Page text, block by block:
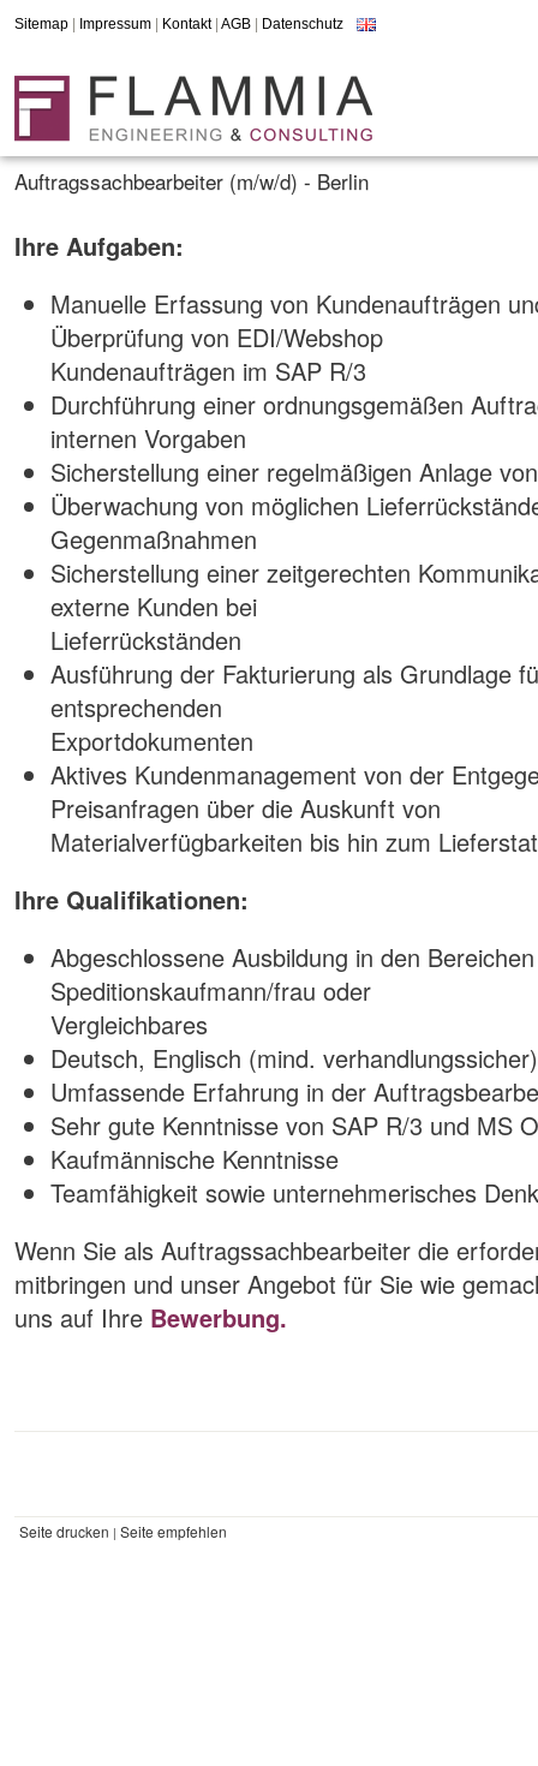
Sitemap Impressum Kontakt| AGB Datenschutz
Auftragssachbearbeiter (m/w/d) - Berlin
Ihre Aufgaben:
Manuelle Erfassung von Kundenaufträgen
Überprüfung von EDI/Webshop
Kundenaufträgen im SAP R/3
Durchführung einer ordnungsgemäßen
internen Vorgaben
Sicherstellung einer regelmäßigen Anlage
Überwachung von möglichen
Gegenmaßnahmen
Sicherstellung einer zeitgerechten
externe Kunden bei
Lieferrückständen
Ausführung der Fakturierung als Grundlage
entsprechenden
Exportdokumenten
Aktives Kundenmanagement von der
Preisanfragen über die Auskunft von
Materialverfügbarkeiten bis hin zum
Ihre Qualifikationen:
Abgeschlossene Ausbildung in den
Speditionskaufmann/frau oder
Vergleichbares
Deutsch, Englisch (mind. verhandlungssicher)
Umfassende Erfahrung in der
Sehr gute Kenntnisse von SAP R/3 und MS
Kaufmännische Kenntnisse
Teamfähigkeit sowie unternehmerisches
Wenn Sie als Auftragssachbearbeiter die
mitbringen und unser Angebot für Sie wie
uns auf Ihre Bewerbung.
Seite drucken | Seite empfehlen